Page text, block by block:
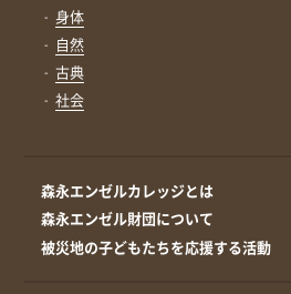
身体
自然
古典
社会
森永エンゼルカレッジとは
森永エンゼル財団について
被災地の子どもたちを応援する活動